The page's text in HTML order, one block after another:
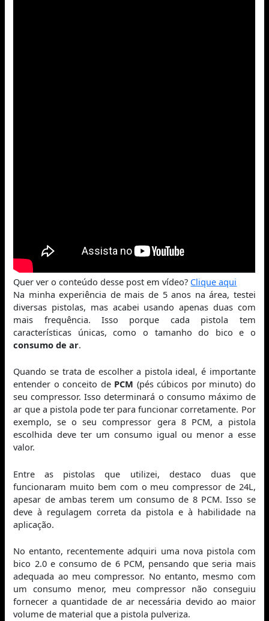
Quer ver o conteúdo desse post em vídeo? Clique aqui
Na minha experiência de mais de 5 anos na área, testei
diversas pistolas, mas acabei usando apenas duas com
mais frequência. Isso porque cada pistola tem
características únicas, como o tamanho do bico e o
consumo de ar.
Quando se trata de escolher a pistola ideal, é importante
entender o conceito de PCM (pés cúbicos por minuto) do
seu compressor. Isso determinará o consumo máximo de
ar que a pistola pode ter para funcionar corretamente. Por
exemplo, se o seu compressor gera 8 PCM, a pistola
escolhida deve ter um consumo igual ou menor a esse
valor.
Entre as pistolas que utilizei, destaco duas que
funcionaram muito bem com o meu compressor de 24L,
apesar de ambas terem um consumo de 8 PCM. Isso se
deve à regulagem correta da pistola e à habilidade na
aplicação.
No entanto, recentemente adquiri uma nova pistola com
bico 2.0 e consumo de 6 PCM, pensando que seria mais
adequada ao meu compressor. No entanto, mesmo com
um consumo menor, meu compressor não conseguiu
fornecer a quantidade de ar necessária devido ao maior
volume de material que a pistola pulveriza.